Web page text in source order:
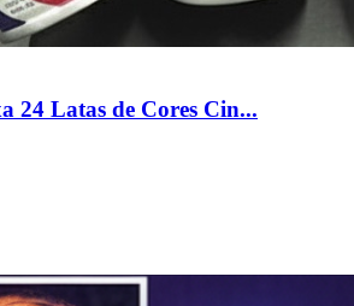
24 Latas de Cores Cin...